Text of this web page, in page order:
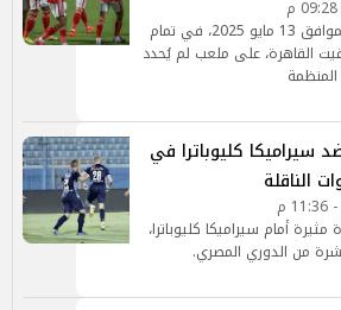
تُقام المباراة يوم الثلاثاء الموافق 13 مايو 2025، في تمام
القاهرة، على ملعب لم يُحدد
سيراميكا كليوباترا في
الناقلة
أمام سيراميكا كليوباترا،
من الدوري المصري.